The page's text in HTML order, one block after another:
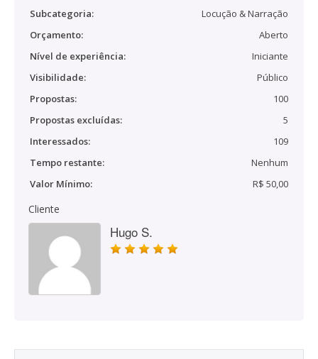
Subcategoria:
Locução & Narração
Orçamento:
Aberto
Nível de experiência:
Iniciante
Visibilidade:
Público
Propostas:
100
Propostas excluídas:
5
Interessados:
109
Tempo restante:
Nenhum
Valor Mínimo:
R$ 50,00
Cliente
Hugo S.